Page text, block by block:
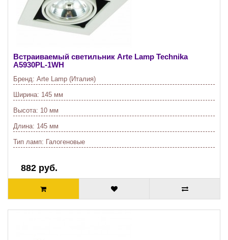
Встраиваемый светильник Arte Lamp Technika
A5930PL-1WH
Бренд: Arte Lamp (Италия)
Ширина: 145 мм
Высота: 10 мм
Длина: 145 мм
Тип ламп: Галогеновые
882 руб.